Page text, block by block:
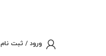
ورود / ثبت نام